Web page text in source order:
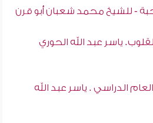
- للشيخ محمد شعبان أبو قرن
ياسر عبد الله الحوري
الدراسي . ياسر عبد الله